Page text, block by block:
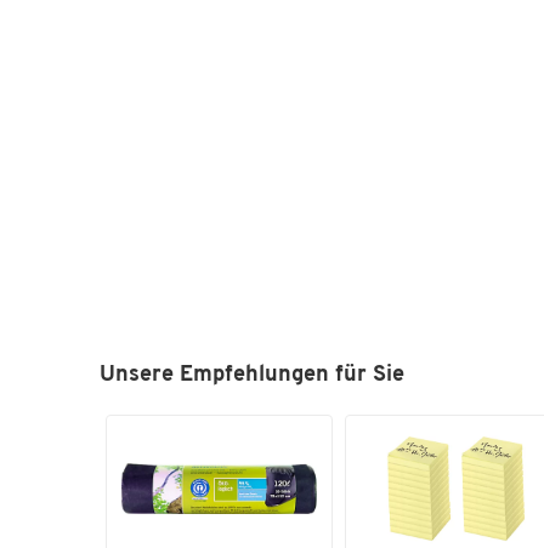
Unsere Empfehlungen für Sie